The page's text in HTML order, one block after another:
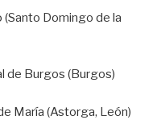
Domingo de la
de Burgos (Burgos)
María (Astorga, León)